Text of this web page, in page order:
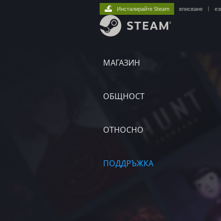
МАГАЗИН
ОБЩНОСТ
ОТНОСНО
ПОДДРЪЖКА
Инсталирайте Steam вписване